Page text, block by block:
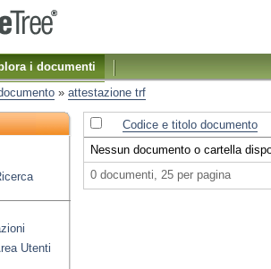
i documenti
» attestazione trf
Utenti
Codice e titolo documento
Nessun documento o cartella
0 documenti, 25 per pagina